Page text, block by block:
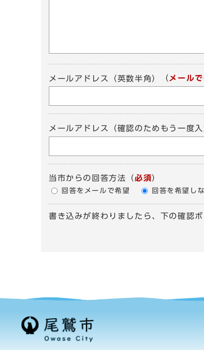
メールアドレス（英数半角） （ メール
メールアドレス（確認のためもう一度入
当市からの回答方法 （必須）
回答をメールで希望 回答を希望し
書き込みが終わりましたら、下の確認